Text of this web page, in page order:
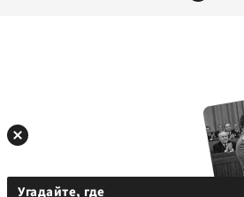
Угадайте, где